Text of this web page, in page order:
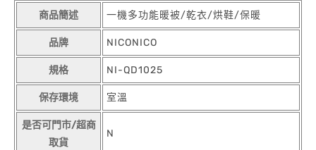
商品簡述 一機多功能暖被/乾衣/烘鞋/保暖
品牌 NICONICO
規格 NI-QD1025
保存環境 室溫
是否可門市/超商
取貨
N